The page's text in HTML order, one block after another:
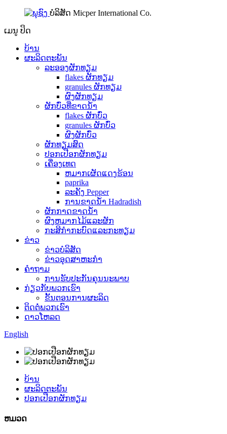
ບໍລິສັດ Micper International Co.
ເມນູ ປິດ
ບ້ານ
ຜະລິດຕະພັນ
ລະອອງຜັກທຽມ
flakes ຜັກທຽມ
granules ຜັກທຽມ
ຜົງຜັກທຽມ
ຜັກບົ່ວທີ່ຂາດນ້ໍາ
flakes ຜັກບົ່ວ
granules ຜັກບົ່ວ
ຜົງຜັກບົ່ວ
ຜັກທຽມສົດ
ປອກເປືອກຜັກທຽມ
ເຄື່ອງເທດ
ຫມາກເຜັດແດງຮ້ອນ
paprika
ລະຄັງ Pepper
ການຂາດນ້ໍາ Hadradish
ຜັກກາດຂາດນ້ໍາ
ຜົງຫມາກໄມ້ແລະຜັກ
ກະສິກໍາກະບົດແລະກະທຽມ
ຂ່າວ
ຂ່າວບໍລິສັດ
ຂ່າວອຸດສາຫະກໍາ
ຄໍາຖາມ
ການຮັບປະກັນຄຸນນະພາບ
ກ່ຽວກັບພວກເຮົາ
ຂັ້ນຕອນການຜະລິດ
ຕິດຕໍ່ພວກເຮົາ
ດາວໂຫລດ
English
ບ້ານ
ຜະລິດຕະພັນ
ປອກເປືອກຜັກທຽມ
ຫມວດ